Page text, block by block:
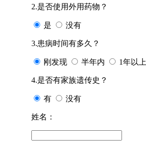
2.是否使用外用药物？
是 没有
3.患病时间有多久？
刚发现 半年内 1年以上
4.是否有家族遗传史？
有 没有
姓名：